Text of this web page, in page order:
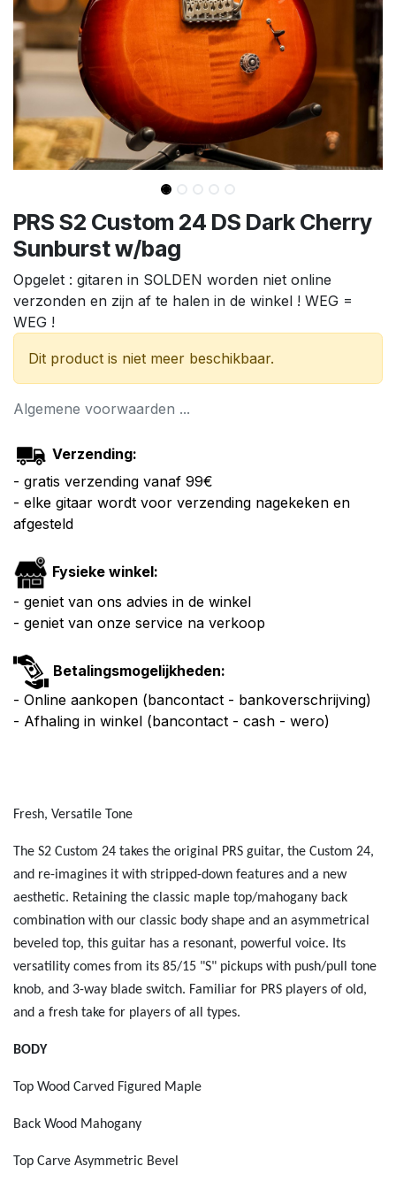
PRS S2 Custom 24 DS Dark Cherry
Sunburst w/bag
Opgelet : gitaren in SOLDEN worden niet online
verzonden en zijn af te halen in de winkel ! WEG =
WEG !
Dit product is niet meer beschikbaar.
Algemene voorwaarden ...
Verzending:
- gratis verzending vanaf 99€
- elke gitaar wordt voor verzending nagekeken en
afgesteld
Fysieke winkel:
- geniet van ons advies in de winkel
- geniet van onze service na verkoop
Betalingsmogelijkheden:
- Online aankopen (bancontact - bankoverschrijving)
- Afhaling in winkel (bancontact - cash - wero)
Fresh, Versatile Tone
The S2 Custom 24 takes the original PRS guitar, the Custom 24,
and re-imagines it with stripped-down features and a new
aesthetic. Retaining the classic maple top/mahogany back
combination with our classic body shape and an asymmetrical
beveled top, this guitar has a resonant, powerful voice. Its
versatility comes from its 85/15 "S" pickups with push/pull tone
knob, and 3-way blade switch. Familiar for PRS players of old,
and a fresh take for players of all types.
BODY
Top Wood Carved Figured Maple
Back Wood Mahogany
Top Carve Asymmetric Bevel